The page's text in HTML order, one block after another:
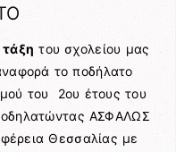
του σχολείου μας
το ποδήλατο
του 2ου έτους του
ΑΣΦΑΛΩΣ
Θεσσαλίας με